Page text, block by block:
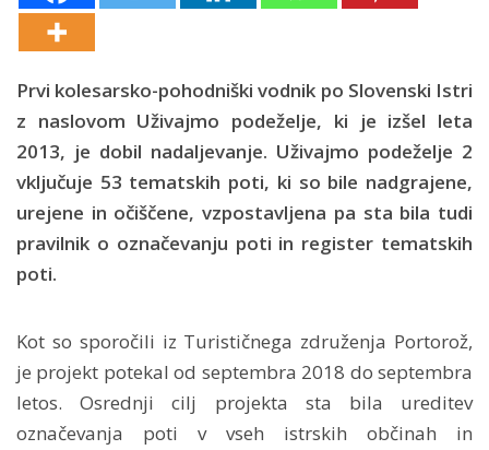
Prvi kolesarsko-pohodniški vodnik po Slovenski Istri
z naslovom Uživajmo podeželje, ki je izšel leta
2013, je dobil nadaljevanje. Uživajmo podeželje 2
vključuje 53 tematskih poti, ki so bile nadgrajene,
urejene in očiščene, vzpostavljena pa sta bila tudi
pravilnik o označevanju poti in register tematskih
poti.
Kot so sporočili iz Turističnega združenja Portorož,
je projekt potekal od septembra 2018 do septembra
letos. Osrednji cilj projekta sta bila ureditev
označevanja poti v vseh istrskih občinah in